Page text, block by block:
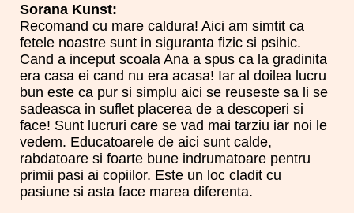
Sorana Kunst:
Recomand cu mare caldura! Aici am simtit ca
fetele noastre sunt in siguranta fizic si psihic.
Cand a inceput scoala Ana a spus ca la gradinita
era casa ei cand nu era acasa! Iar al doilea lucru
bun este ca pur si simplu aici se reuseste sa li se
sadeasca in suflet placerea de a descoperi si
face! Sunt lucruri care se vad mai tarziu iar noi le
vedem. Educatoarele de aici sunt calde,
rabdatoare si foarte bune indrumatoare pentru
primii pasi ai copiilor. Este un loc cladit cu
pasiune si asta face marea diferenta.